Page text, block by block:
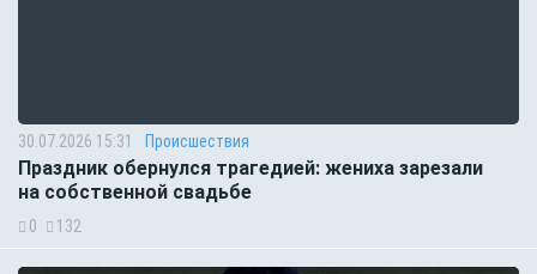
30.07.2026 15:31 Происшествия
Праздник обернулся трагедией: жениха зарезали
на собственной свадьбе
0 132